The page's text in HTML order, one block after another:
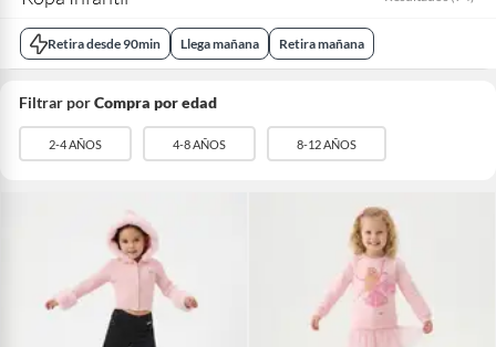
Retira desde 90min Llega mañana Retira mañana
Filtrar porCompra por edad
2-4 AÑOS 4-8 AÑOS 8-12 AÑOS